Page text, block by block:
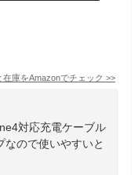
在庫をAmazonでチェック >>
対応充電ケーブル
なので使いやすいと